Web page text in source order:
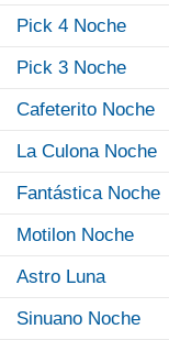
Pick 4 Noche
Pick 3 Noche
Cafeterito Noche
La Culona Noche
Fantástica Noche
Motilon Noche
Astro Luna
Sinuano Noche